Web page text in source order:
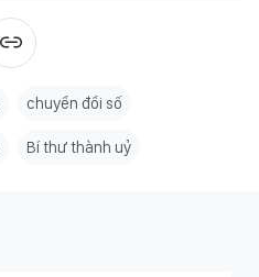
chuyển đổi số
Bí thư thành uỷ